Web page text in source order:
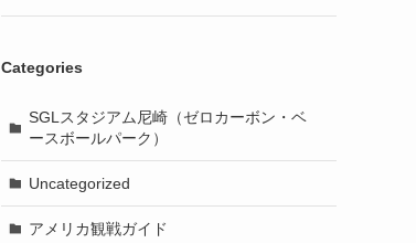
Categories
SGLスタジアム尼崎（ゼロカーボン・ベ
ースボールパーク）
Uncategorized
アメリカ観戦ガイド